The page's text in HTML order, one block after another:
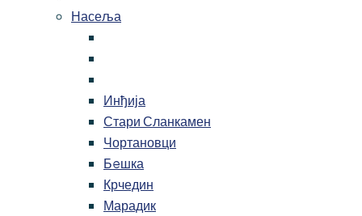
Насеља
Инђија
Стари Сланкамен
Чортановци
Бeшка
Крчедин
Марадик